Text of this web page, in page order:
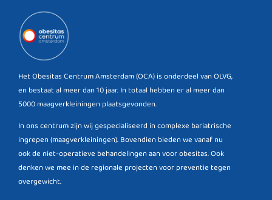
Het Obesitas Centrum Amsterdam (OCA) is onderdeel van OLVG,
en bestaat al meer dan 10 jaar. In totaal hebben er al meer dan
5000 maagverkleiningen plaatsgevonden.
In ons centrum zijn wij gespecialiseerd in complexe bariatrische
ingrepen (maagverkleiningen). Bovendien bieden we vanaf nu
ook de niet-operatieve behandelingen aan voor obesitas. Ook
denken we mee in de regionale projecten voor preventie tegen
overgewicht.